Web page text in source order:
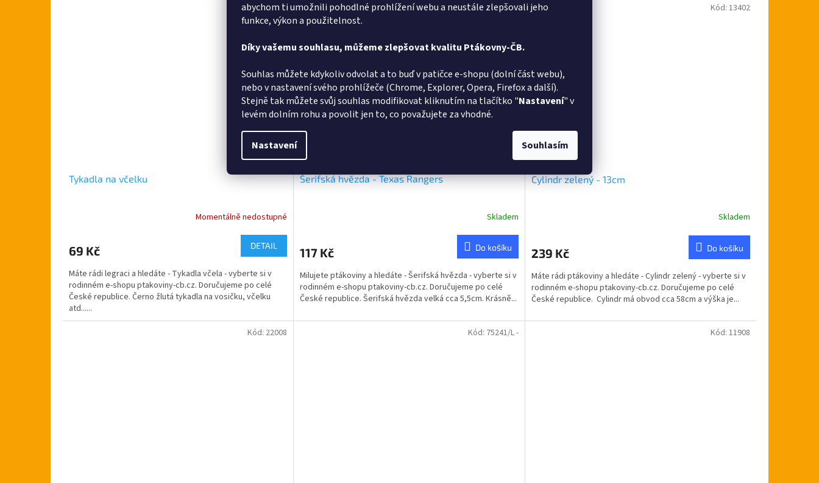
abychom ti umožnili pohodlné prohlížení webu a neustále zlepšovali jeho
funkce, výkon a použitelnost.
Díky vašemu souhlasu, můžeme zlepšovat kvalitu Ptákovny-ČB.
Souhlas můžete kdykoliv odvolat a to buď v patičce e-shopu (dolní část webu),
nebo v nastavení svého prohlížeče (Chrome, Explorer, Opera, Firefox a další).
Stejně tak můžete svůj souhlas modifikovat kliknutím na tlačítko "Nastavení" v
levém dolním rohu a povolit jen to, co považujete za vhodné.
Nastavení Souhlasím
Tykadla na včelku
Momentálně nedostupné
69 Kč DETAIL
Máte rádi legraci a hledáte - Tykadla včela - vyberte si v
rodinném e-shopu ptakoviny-cb.cz. Doručujeme po celé
České republice. Černo žlutá tykadla na vosičku, včelku
atd......
Kód:4094
Šerifská hvězda - Texas Rangers
Skladem
117 Kč Do košíku
Milujete ptákoviny a hledáte - Šerifská hvězda - vyberte si v
rodinném e-shopu ptakoviny-cb.cz. Doručujeme po celé
České republice. Šerifská hvězda velká cca 5,5cm. Krásně...
Kód:28349
Cylindr zelený - 13cm
Skladem
239 Kč Do košíku
Máte rádi ptákoviny a hledáte - Cylindr zelený - vyberte si v
rodinném e-shopu ptakoviny-cb.cz. Doručujeme po celé
České republice. Cylindr má obvod cca 58cm a výška je...
Kód: 13402
Kód: 22008 Kód: 75241/L - Kód: 11908